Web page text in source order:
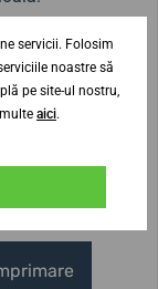
servicii. Folosim
noastre să
pe site-ul nostru,
aici.